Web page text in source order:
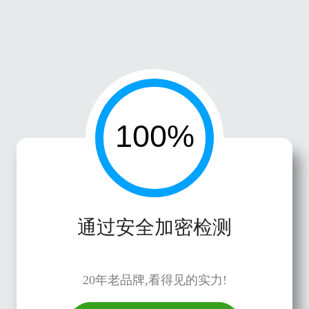
通过安全加密检测
20年老品牌,看得见的实力!